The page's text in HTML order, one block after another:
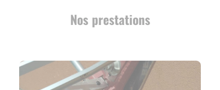
Nos prestations